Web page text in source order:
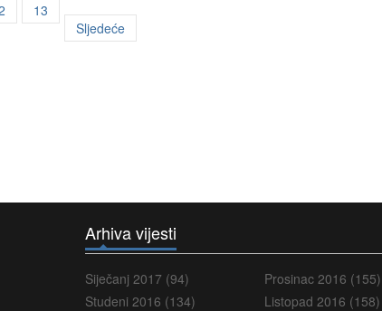
13
Sljedeće
Arhiva vijesti
Siječanj 2017 (94)
Prosinac 2016 (155)
Studeni 2016 (134)
Listopad 2016 (158)